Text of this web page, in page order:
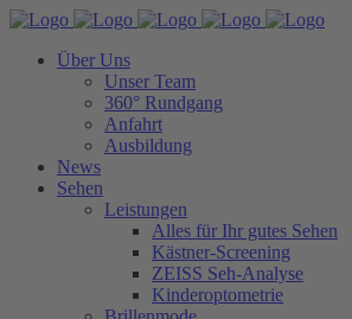
Über Uns
Unser Team
360° Rundgang
Anfahrt
Ausbildung
News
Sehen
Leistungen
Alles für Ihr gutes Sehen
Kästner-Screening
ZEISS Seh-Analyse
Kinderoptometrie